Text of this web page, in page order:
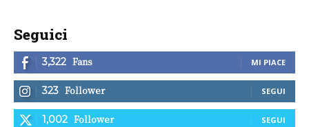
Seguici
3,322 Fans MI PIACE
323 Follower SEGUI
1,002 Follower SEGUI